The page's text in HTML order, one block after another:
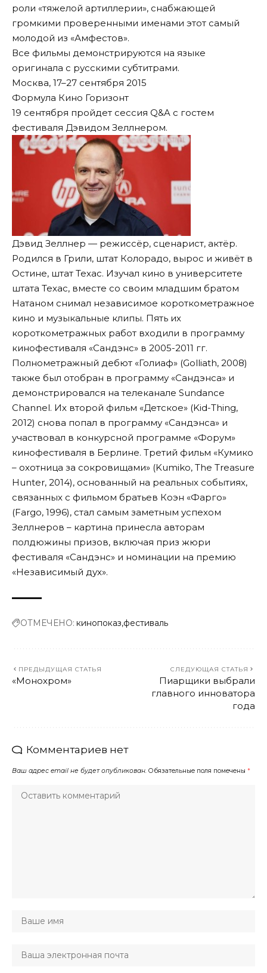
роли «тяжелой артиллерии», снабжающей
громкими проверенными именами этот самый
молодой из «Амфестов».
Все фильмы демонстрируются на языке
оригинала с русскими субтитрами.
Москва, 17–27 сентября 2015
Формула Кино Горизонт
19 сентября пройдет сессия Q&A с гостем
фестиваля Дэвидом Зеллнером.
Дэвид Зеллнер — режиссёр, сценарист, актёр.
Родился в Грили, штат Колорадо, вырос и живёт в
Остине, штат Техас. Изучал кино в университете
штата Техас, вместе со своим младшим братом
Натаном снимал независимое короткометражное
кино и музыкальные клипы. Пять их
короткометражных работ входили в программу
кинофестиваля «Сандэнс» в 2005-2011 гг.
Полнометражный дебют «Голиаф» (Golliath, 2008)
также был отобран в программу «Сандэнса» и
демонстрировался на телеканале Sundance
Channel. Их второй фильм «Детское» (Kid-Thing,
2012) снова попал в программу «Сандэнса» и
участвовал в конкурсной программе «Форум»
кинофестиваля в Берлине. Третий фильм «Кумико
– охотница за сокровищами» (Kumiko, The Treasure
Hunter, 2014), основанный на реальных событиях,
связанных с фильмом братьев Коэн «Фарго»
(Fargo, 1996), стал самым заметным успехом
Зеллнеров – картина принесла авторам
полдюжины призов, включая приз жюри
фестиваля «Сандэнс» и номинации на премию
«Независимый дух».
ОТМЕЧЕНО: кинопоказ фестиваль
ПРЕДЫДУЩАЯ СТАТЬЯ
«Монохром»
СЛЕДУЮЩАЯ СТАТЬЯ
Пиарщики выбрали
главного инноватора
года
Комментариев нет
Ваш адрес email не будет опубликован. Обязательные поля помечены *